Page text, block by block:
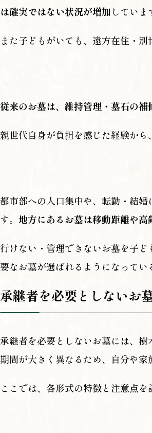
は確実ではない状況が増加していま
また子どもがいても、遠方在住・
従来のお墓は、維持管理・墓石の補
親世代自身が負担を感じた経験か
都市部への人口集中や、転勤・結
す。 地方にあるお墓は移動距離や
行けない・管理できないお墓を子
要なお墓が選ばれるようになってい
承継者を必要としないお
承継者を必要としないお墓には、
期間が大きく異なるため、自分や家
ここでは、各形式の特徴と注意点を